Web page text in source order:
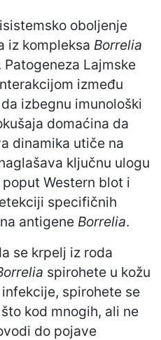
oboljenje
iz kompleksa Borrelia
Patogeneza Lajmske
između
izbegnu imunološki
domaćina da
dinamika utiče na
ključnu ulogu
Western blot i
specifičnih
antigene Borrelia.
se krpelj iz roda
spirohete u kožu
spirohete se
kod mnogih, ali ne
do pojave